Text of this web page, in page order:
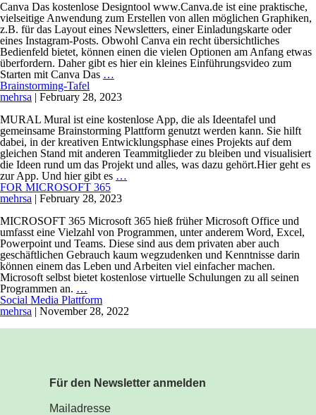
Canva Das kostenlose Designtool www.Canva.de ist eine praktische,
vielseitige Anwendung zum Erstellen von allen möglichen Graphiken,
z.B. für das Layout eines Newsletters, einer Einladungskarte oder
eines Instagram-Posts. Obwohl Canva ein recht übersichtliches
Bedienfeld bietet, können einen die vielen Optionen am Anfang etwas
überfordern. Daher gibt es hier ein kleines Einführungsvideo zum
Starten mit Canva Das …
Brainstorming-Tafel
mehrsa | February 28, 2023
MURAL Mural ist eine kostenlose App, die als Ideentafel und
gemeinsame Brainstorming Plattform genutzt werden kann. Sie hilft
dabei, in der kreativen Entwicklungsphase eines Projekts auf dem
gleichen Stand mit anderen Teammitglieder zu bleiben und visualisiert
die Ideen rund um das Projekt und alles, was dazu gehört.Hier geht es
zur App. Und hier gibt es …
FOR MICROSOFT 365
mehrsa | February 28, 2023
MICROSOFT 365 Microsoft 365 hieß früher Microsoft Office und
umfasst eine Vielzahl von Programmen, unter anderem Word, Excel,
Powerpoint und Teams. Diese sind aus dem privaten aber auch
geschäftlichen Gebrauch kaum wegzudenken und Kenntnisse darin
können einem das Leben und Arbeiten viel einfacher machen.
Microsoft selbst bietet kostenlose virtuelle Schulungen zu all seinen
Programmen an. …
Social Media Plattform
mehrsa | November 28, 2022
Für den Newsletter anmelden
Mailadresse